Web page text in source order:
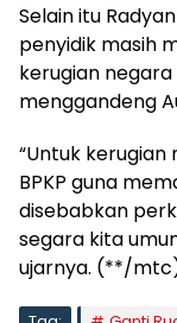
Selain itu
penyidik masih
kerugian
menggandeng
“Untuk
BPKP guna
disebabkan
segara kita
ujarnya. (**/